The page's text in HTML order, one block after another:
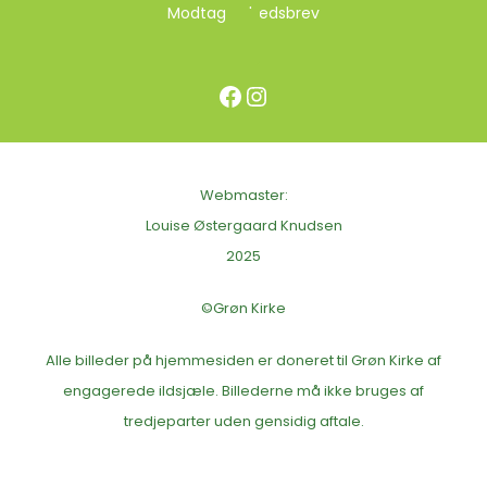
Modtag nyhedsbrev
Facebook Instagram
Webmaster:
Louise Østergaard Knudsen
2025
©Grøn Kirke
Alle billeder på hjemmesiden er doneret til Grøn Kirke af
engagerede ildsjæle. Billederne må ikke bruges af
tredjeparter uden gensidig aftale.